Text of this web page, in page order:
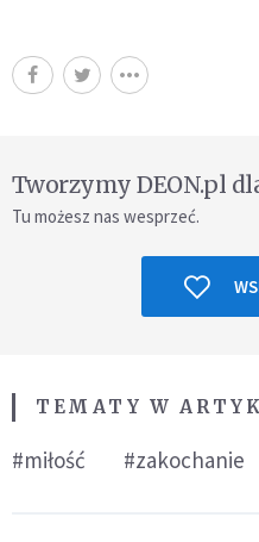
Tworzymy DEON.pl
Tu możesz nas wesprzeć.
TEMATY W
#miłość #zakochanie